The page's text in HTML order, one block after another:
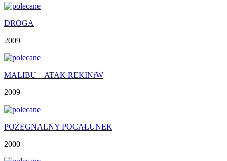
DROGA
2009
MALIBU – ATAK REKINŕW
2009
POŻEGNALNY POCAŁUNEK
2000